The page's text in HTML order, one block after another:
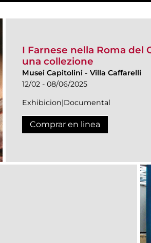
I Farnese nella Roma
una collezione
Musei Capitolini - Villa Caffarelli
12/02 - 08/06/2025
Exhibicion|Documental
Comprar en linea